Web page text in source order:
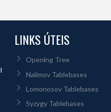
LINKS ÚTEIS
Opening Tree
Nalimov Tablebases
Lomonosov Tablebases
Syzygy Tablebases